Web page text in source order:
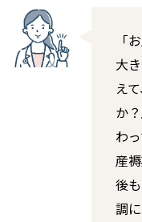
「
大
え
か
わ
産
後
調